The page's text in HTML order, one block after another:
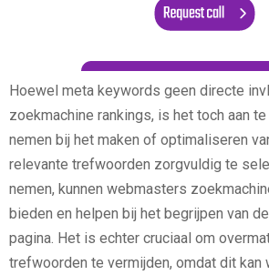
Hoewel meta keywords geen directe
zoekmachine rankings, is het toch aan
nemen bij het maken of optimaliseren
relevante trefwoorden zorgvuldig te
nemen, kunnen webmasters
bieden en helpen bij het begrijpen van
pagina. Het is echter cruciaal om
trefwoorden te vermijden, omdat dit kan